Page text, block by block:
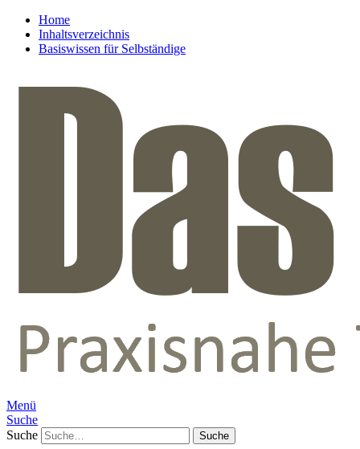
Home
Inhaltsverzeichnis
Basiswissen für Selbständige
Menü
Suche
Suche